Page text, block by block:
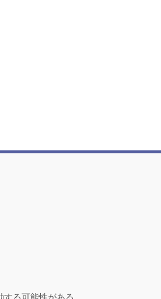
する可能性がある